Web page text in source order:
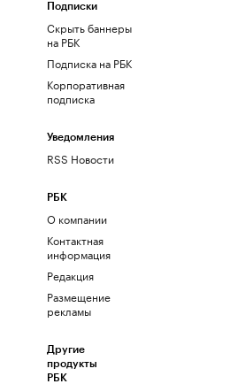
Подписки
Скрыть баннеры
на РБК
Подписка на РБК
Корпоративная
подписка
Уведомления
RSS Новости
РБК
О компании
Контактная
информация
Редакция
Размещение
рекламы
Другие
продукты
РБК